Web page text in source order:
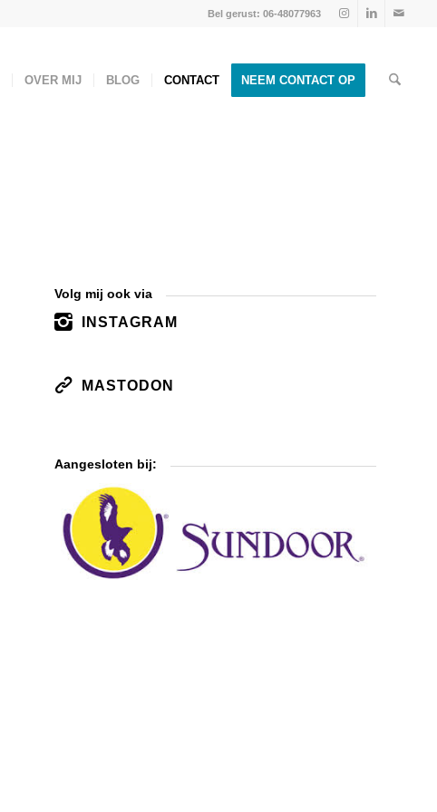
Bel gerust: 06-48077963
OVER MIJ BLOG CONTACT NEEM CONTACT OP
Volg mij ook via
INSTAGRAM
MASTODON
Aangesloten bij: